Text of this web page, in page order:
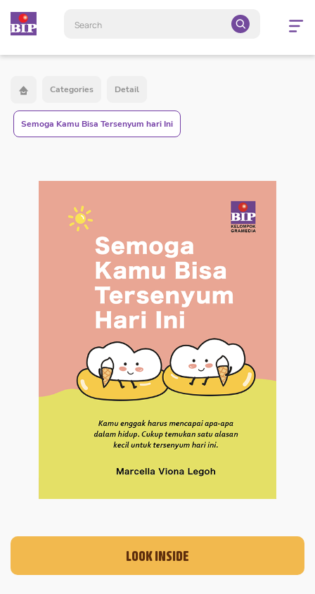
Open
Categories Detail
Semoga Kamu Bisa Tersenyum hari Ini
LOOK INSIDE